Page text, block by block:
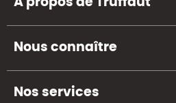
Nous connaître
Nos services